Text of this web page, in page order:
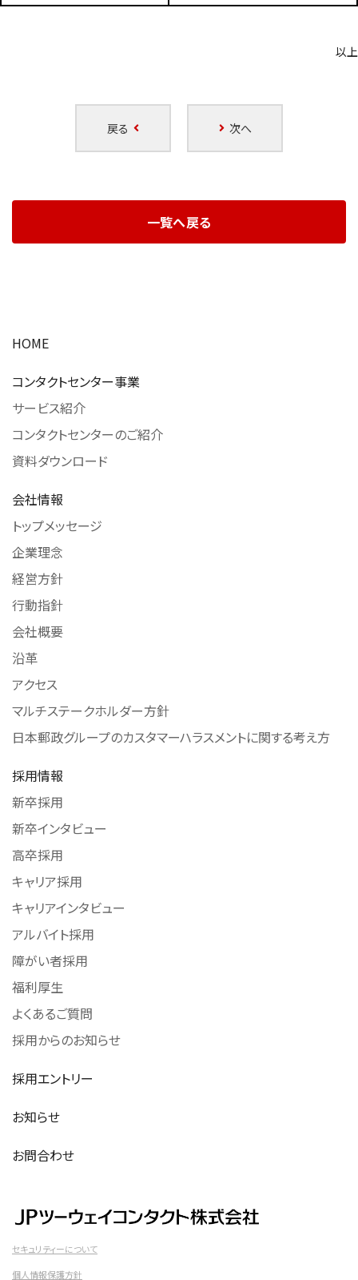
以上
戻る 次へ
一覧へ戻る
HOME
コンタクトセンター事業
サービス紹介
コンタクトセンターのご紹介
資料ダウンロード
会社情報
トップメッセージ
企業理念
経営方針
行動指針
会社概要
沿革
アクセス
マルチステークホルダー方針
日本郵政グループのカスタマーハラスメントに関する考え方
採用情報
新卒採用
新卒インタビュー
高卒採用
キャリア採用
キャリアインタビュー
アルバイト採用
障がい者採用
福利厚生
よくあるご質問
採用からのお知らせ
採用エントリー
お知らせ
お問合わせ
セキュリティーについて
個人情報保護方針